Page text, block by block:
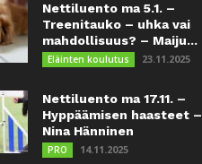
Nettiluento ma 5.1. –
Treenitauko – uhka vai
mahdollisuus? – Maiju...
Eläinten koulutus 23.11.2025
Nettiluento ma 17.11. –
Hyppäämisen haasteet –
Nina Hänninen
PRO 14.11.2025